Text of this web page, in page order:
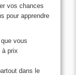
vos chances
pour apprendre
vous
à prix
dans le